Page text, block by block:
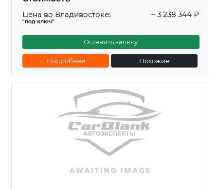
Цена во Владивостоке:
"под ключ"
~ 3 238 344 ₽
Оставить заявку
Подробнее Похожие